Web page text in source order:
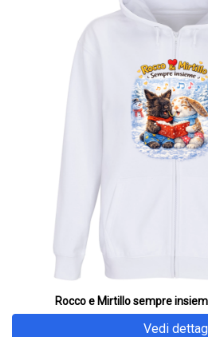
Rocco e Mirtillo sempre
Vedi